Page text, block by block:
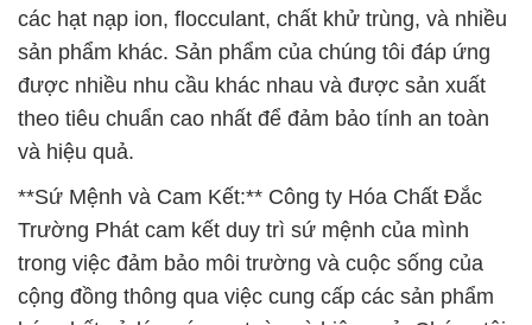
các hạt nạp ion, flocculant, chất khử trùng, và nhiều
sản phẩm khác. Sản phẩm của chúng tôi đáp ứng
được nhiều nhu cầu khác nhau và được sản xuất
theo tiêu chuẩn cao nhất để đảm bảo tính an toàn
và hiệu quả.
**Sứ Mệnh và Cam Kết:** Công ty Hóa Chất Đắc
Trường Phát cam kết duy trì sứ mệnh của mình
trong việc đảm bảo môi trường và cuộc sống của
cộng đồng thông qua việc cung cấp các sản phẩm